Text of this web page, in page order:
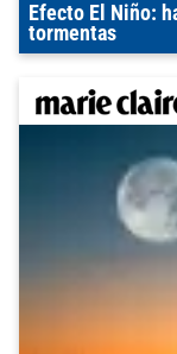
Efecto El Niño:
tormentas